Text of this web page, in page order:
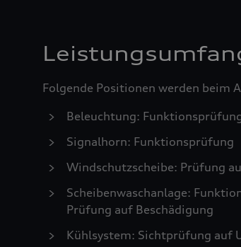
Folgende Positionen werden beim
Beleuchtung:
Signalhorn: Funktionsprüfung
Windschutzscheibe: Prüfung
Scheibenwaschanlage:
Prüfung auf Beschädigung
Kühlsystem: Sichtprüfung auf